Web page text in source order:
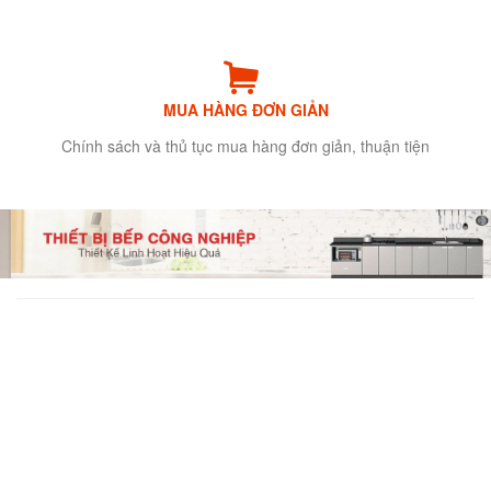
MUA HÀNG ĐƠN GIẢN
Chính sách và thủ tục mua hàng đơn giản, thuận tiện